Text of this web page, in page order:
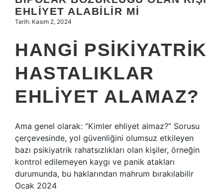
Hakkımızda
EHLIYET ALABILIR MI
Tarih: Kasım 2, 2024
HANGI PSIKIYATRIK
HASTALIKLAR
EHLIYET ALAMAZ?
Ama genel olarak: “Kimler ehliyet almaz?” Sorusu
çerçevesinde, yol güvenliğini olumsuz etkileyen
bazı psikiyatrik rahatsızlıkları olan kişiler, örneğin
kontrol edilemeyen kaygı ve panik atakları
durumunda, bu haklarından mahrum bırakılabilir
Ocak 2024